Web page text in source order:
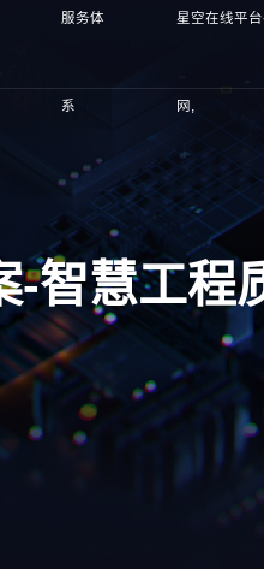
服务体
系
星空在线平
网,
-智慧工程